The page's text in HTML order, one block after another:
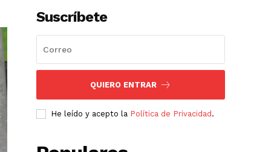
Suscríbete
QUIERO ENTRAR
He leído y acepto la Política de Privacidad .